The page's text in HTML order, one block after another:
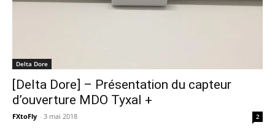
Delta Dore
[Delta Dore] – Présentation du capteur
d’ouverture MDO Tyxal +
FXtoFly - 3 mai 2018 2